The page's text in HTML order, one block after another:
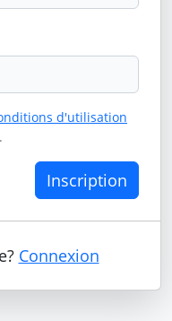
d'utilisation
.
Inscription
Connexion